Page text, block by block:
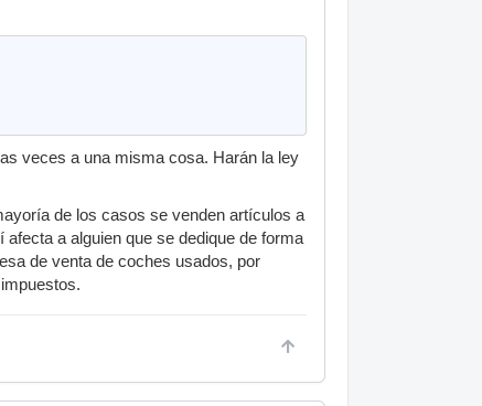
veces a una misma cosa. Harán la ley
de los casos se venden artículos a
a alguien que se dedique de forma
de venta de coches usados, por